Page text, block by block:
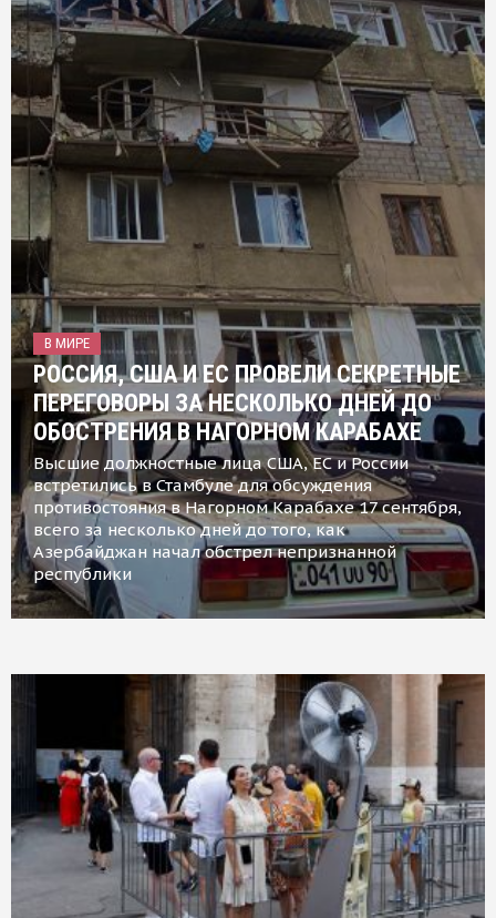
В МИРЕ
РОССИЯ, США И ЕС ПРОВЕЛИ СЕКРЕТНЫЕ
ПЕРЕГОВОРЫ ЗА НЕСКОЛЬКО ДНЕЙ ДО
ОБОСТРЕНИЯ В НАГОРНОМ КАРАБАХЕ
Высшие должностные лица США, ЕС и России
встретились в Стамбуле для обсуждения
противостояния в Нагорном Карабахе 17 сентября,
всего за несколько дней до того, как
Азербайджан начал обстрел непризнанной
республики